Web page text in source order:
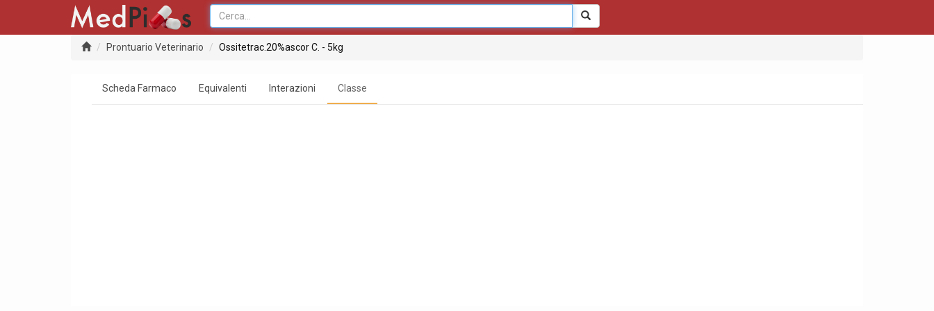
Prontuario Veterinario Ossitetrac.20%ascor C. - 5kg
Scheda Farmaco Equivalenti Interazioni Classe